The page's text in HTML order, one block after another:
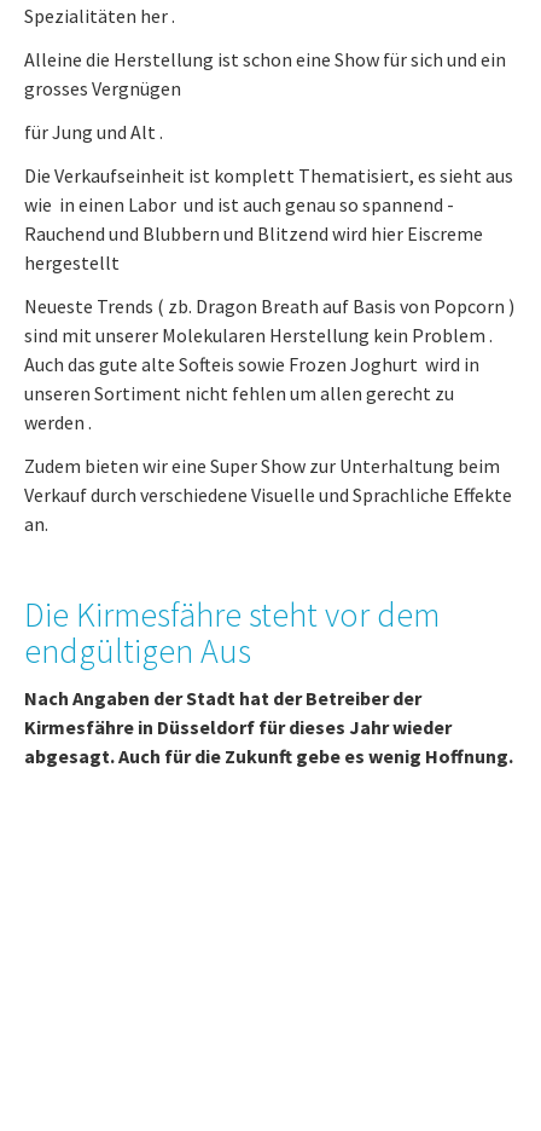
Spezialitäten her .
Alleine die Herstellung ist schon eine Show für sich und ein
grosses Vergnügen
für Jung und Alt .
Die Verkaufseinheit ist komplett Thematisiert, es sieht aus
wie in einen Labor und ist auch genau so spannend -
Rauchend und Blubbern und Blitzend wird hier Eiscreme
hergestellt
Neueste Trends ( zb. Dragon Breath auf Basis von Popcorn )
sind mit unserer Molekularen Herstellung kein Problem .
Auch das gute alte Softeis sowie Frozen Joghurt wird in
unseren Sortiment nicht fehlen um allen gerecht zu
werden .
Zudem bieten wir eine Super Show zur Unterhaltung beim
Verkauf durch verschiedene Visuelle und Sprachliche Effekte
an.
Die Kirmesfähre steht vor dem
endgültigen Aus
Nach Angaben der Stadt hat der Betreiber der
Kirmesfähre in Düsseldorf für dieses Jahr wieder
abgesagt. Auch für die Zukunft gebe es wenig Hoffnung.